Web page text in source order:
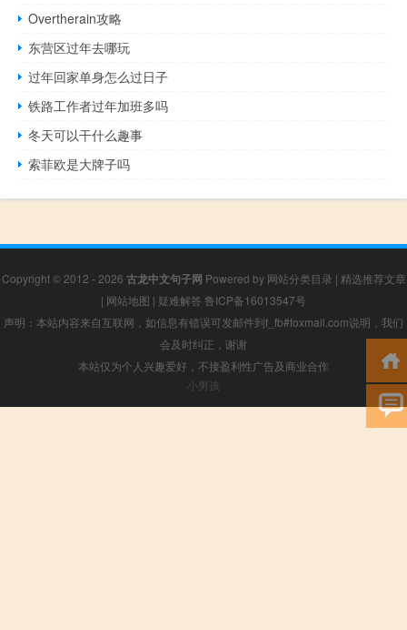
Overtherain攻略
东营区过年去哪玩
过年回家单身怎么过日子
铁路工作者过年加班多吗
冬天可以干什么趣事
索菲欧是大牌子吗
Copyright © 2012 - 2026 古龙中文句子网 Powered by 网站分类目录 | 精选推荐文章
| 网站地图 | 疑难解答 鲁ICP备16013547号
声明：本站内容来自互联网，如信息有错误可发邮件到f_fb#foxmail.com说明，我们
会及时纠正，谢谢
本站仅为个人兴趣爱好，不接盈利性广告及商业合作
小男孩